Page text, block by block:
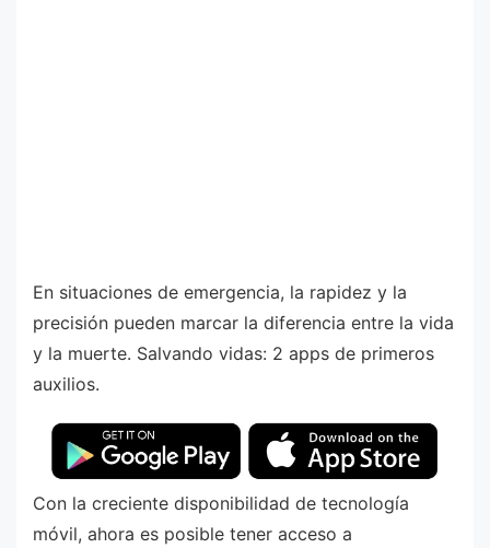
En situaciones de emergencia, la rapidez y la
precisión pueden marcar la diferencia entre la vida
y la muerte. Salvando vidas: 2 apps de primeros
auxilios.
Con la creciente disponibilidad de tecnología
móvil, ahora es posible tener acceso a